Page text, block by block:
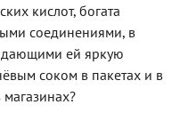
кислот, богата
соединениями, в
ей яркую
соком в пакетах и в